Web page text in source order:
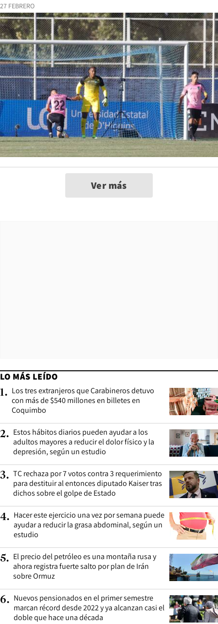
27 FEBRERO
Ver más
LO MÁS LEÍDO
1. Los tres extranjeros que Carabineros detuvo
con más de $540 millones en billetes en
Coquimbo
2. Estos hábitos diarios pueden ayudar a los
adultos mayores a reducir el dolor físico y la
depresión, según un estudio
3. TC rechaza por 7 votos contra 3 requerimiento
para destituir al entonces diputado Kaiser tras
dichos sobre el golpe de Estado
4. Hacer este ejercicio una vez por semana puede
ayudar a reducir la grasa abdominal, según un
estudio
5. El precio del petróleo es una montaña rusa y
ahora registra fuerte salto por plan de Irán
sobre Ormuz
6. Nuevos pensionados en el primer semestre
marcan récord desde 2022 y ya alcanzan casi el
doble que hace una década